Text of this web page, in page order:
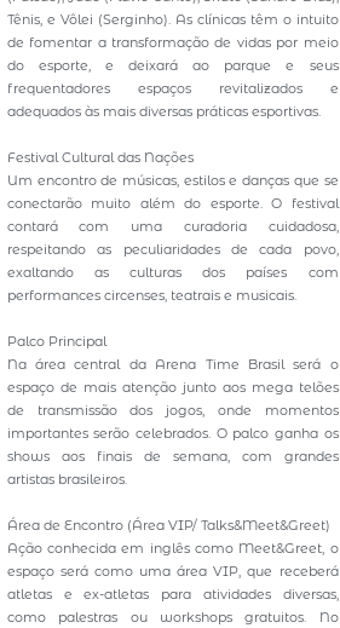
Tênis, e Vôlei (Serginho). As clínicas têm o intuito
de fomentar a transformação de vidas por meio
do esporte, e deixará ao parque e seus
frequentadores espaços revitalizados e
adequados às mais diversas práticas esportivas.
Festival Cultural das Nações
Um encontro de músicas, estilos e danças que se
conectarão muito além do esporte. O festival
contará com uma curadoria cuidadosa,
respeitando as peculiaridades de cada povo,
exaltando as culturas dos países com
performances circenses, teatrais e musicais.
Palco Principal
Na área central da Arena Time Brasil será o
espaço de mais atenção junto aos mega telões
de transmissão dos jogos, onde momentos
importantes serão celebrados. O palco ganha os
shows aos finais de semana, com grandes
artistas brasileiros.
Área de Encontro (Área VIP/ Talks&Meet&Greet)
Ação conhecida em inglês como Meet&Greet, o
espaço será como uma área VIP, que receberá
atletas e ex-atletas para atividades diversas,
como palestras ou workshops gratuitos. No